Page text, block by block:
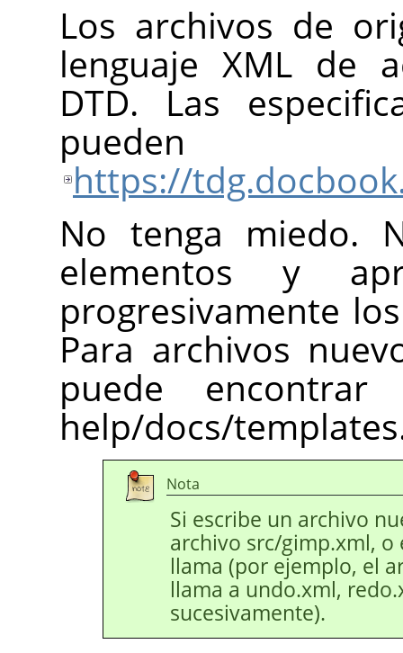
Los archivos de
lenguaje XML de
DTD. Las
pueden
https://
No tenga miedo.
elementos y
progresivamente
Para archivos
puede
help/docs/
Nota
Si escribe un archivo
archivo src/gimp.xml, o
llama (por ejemplo, el
llama a undo.xml,
sucesivamente).